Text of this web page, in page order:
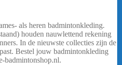
als heren badmintonkleding.
houden nauwlettend rekening
In de nieuwste collecties zijn de
Bestel jouw badmintonkleding
badmintonshop.nl.